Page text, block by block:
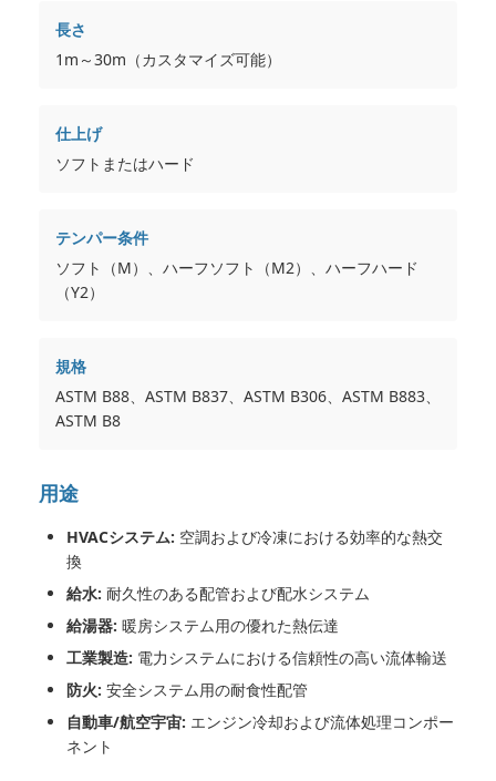
長さ
1m～30m（カスタマイズ可能）
仕上げ
ソフトまたはハード
テンパー条件
ソフト（M）、ハーフソフト（M2）、ハーフハード
（Y2）
規格
ASTM B88、ASTM B837、ASTM B306、ASTM B883、
ASTM B8
用途
HVACシステム: 空調および冷凍における効率的な熱交
換
給水: 耐久性のある配管および配水システム
給湯器: 暖房システム用の優れた熱伝達
工業製造: 電力システムにおける信頼性の高い流体輸送
防火: 安全システム用の耐食性配管
自動車/航空宇宙: エンジン冷却および流体処理コンポー
ネント